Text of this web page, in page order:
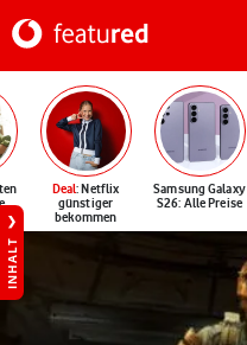
Deal: Netflix
günstiger
bekommen
Samsung Galaxy
S26: Alle Preise
INHALT